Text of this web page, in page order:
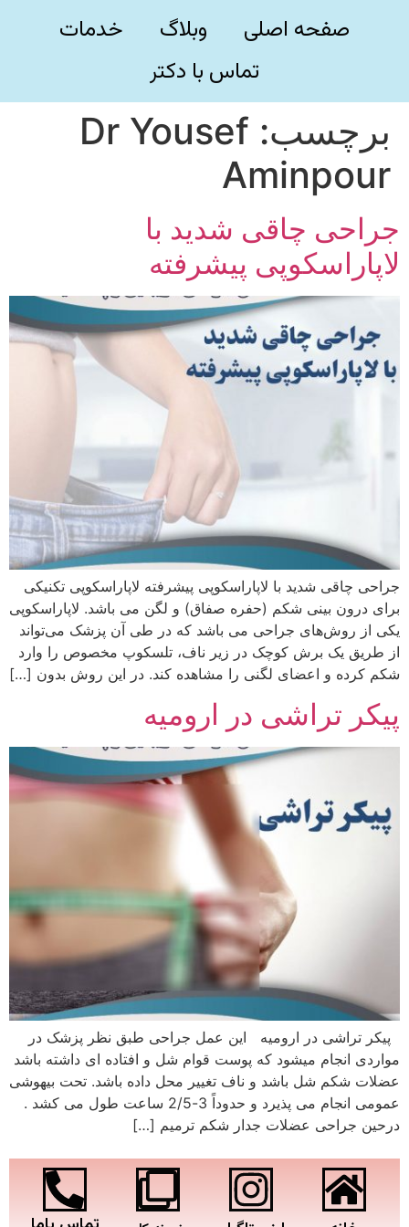
صفحه اصلی وبلاگ
خدمات
تماس با دکتر
برچسب: Dr Yousef
Aminpour
جراحی چاقی شدید با
لاپاراسکوپی پیشرفته
جراحی چاقی شدید با لاپاراسکوپی پیشرفته لاپاراسکوپی تکنیکی
برای درون‌ بینی شکم (حفره صفاق) و لگن می باشد. لاپاراسکوپی
یکی از روش‌های جراحی می باشد که در طی آن پزشک می‌تواند
از طریق یک برش کوچک در زیر ناف‌، تلسکوپ مخصوص را وارد
شکم کرده و اعضای لگنی را مشاهده کند. در این روش بدون […]
پیکر تراشی در ارومیه
پیکر تراشی در ارومیه این عمل جراحی طبق نظر پزشک در
مواردی انجام میشود که پوست قوام شل و افتاده ای داشته باشد
عضلات شکم شل باشد و ناف تغییر محل داده باشد. تحت بیهوشی
عمومی انجام می پذیرد و حدوداً 3-2/5 ساعت طول می کشد .
درحین جراحی عضلات جدار شکم ترمیم […]